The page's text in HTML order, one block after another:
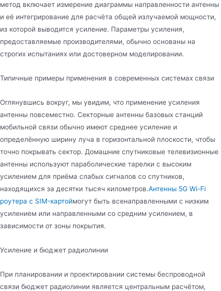
метод включает измерение диаграммы направленности антенны
и её интегрирование для расчёта общей излучаемой мощности,
из которой выводится усиление. Параметры усиления,
предоставляемые производителями, обычно основаны на
строгих испытаниях или достоверном моделировании.
Типичные примеры применения в современных системах связи
Оглянувшись вокруг, мы увидим, что применение усиления
антенны повсеместно. Секторные антенны базовых станций
мобильной связи обычно имеют среднее усиление и
определённую ширину луча в горизонтальной плоскости, чтобы
точно покрывать сектор. Домашние спутниковые телевизионные
антенны используют параболические тарелки с высоким
усилением для приёма слабых сигналов со спутников,
находящихся за десятки тысяч километров.Антенны 5G Wi-Fi
роутера с SIM-картоймогут быть всенаправленными с низким
усилением или направленными со средним усилением, в
зависимости от зоны покрытия.
Усиление и бюджет радиолинии
При планировании и проектировании системы беспроводной
связи бюджет радиолинии является центральным расчётом,